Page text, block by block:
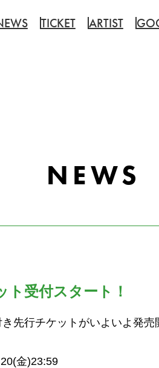
TICKET ARTIST
NEWS
ト受付スタート！
先行チケットがいよいよ発
金)23:59